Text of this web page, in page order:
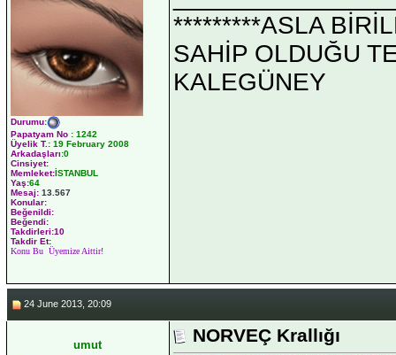
Durumu:
Papatyam No : 1242
Üyelik T.: 19 February 2008
Arkadaşları:0
Cinsiyet:
Memleket:İSTANBUL
Yaş:64
Mesaj: 13.567
Konular:
Beğenildi:
Beğendi:
Takdirleri:10
Takdir Et:
Konu Bu Üyemize Aittir!
*********ASLA
SAHİP OLDUĞU
KALEGÜNEY
24 June 2013, 20:09
umut NORVEÇ Krallığı